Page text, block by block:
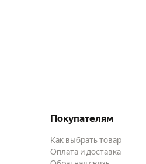
Покупателям
Как выбрать товар
Оплата и доставка